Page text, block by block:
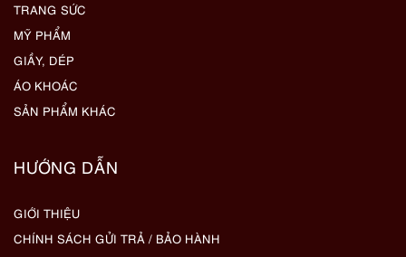
TRANG SỨC
MỸ PHẨM
GIẦY, DÉP
ÁO KHOÁC
SẢN PHẨM KHÁC
HƯỚNG DẪN
GIỚI THIỆU
CHÍNH SÁCH GỬI TRẢ / BẢO HÀNH